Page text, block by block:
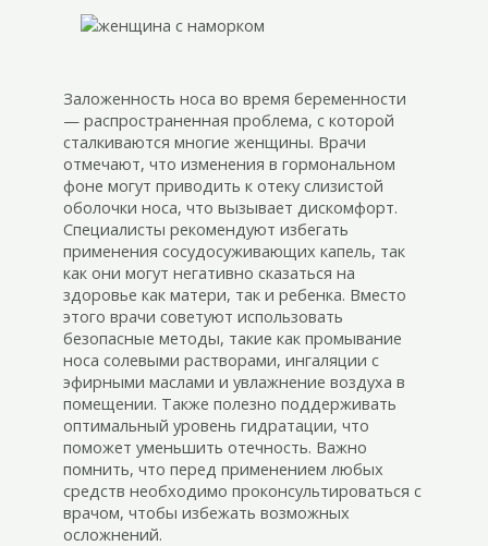
Заложенность носа во время беременности
— распространенная проблема, с которой
сталкиваются многие женщины. Врачи
отмечают, что изменения в гормональном
фоне могут приводить к отеку слизистой
оболочки носа, что вызывает дискомфорт.
Специалисты рекомендуют избегать
применения сосудосуживающих капель, так
как они могут негативно сказаться на
здоровье как матери, так и ребенка. Вместо
этого врачи советуют использовать
безопасные методы, такие как промывание
носа солевыми растворами, ингаляции с
эфирными маслами и увлажнение воздуха в
помещении. Также полезно поддерживать
оптимальный уровень гидратации, что
поможет уменьшить отечность. Важно
помнить, что перед применением любых
средств необходимо проконсультироваться с
врачом, чтобы избежать возможных
осложнений.